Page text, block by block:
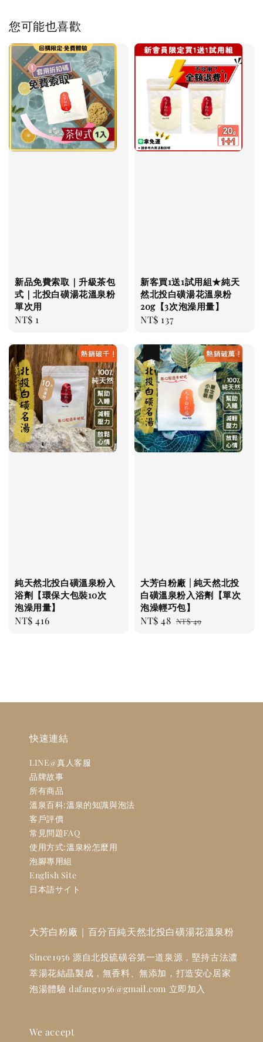
您可能也喜歡
新品免費索取｜升級茶包
式｜北投白磺湯花溫泉粉
單次用
Regular
NT$ 1
新客買1送1試用組★純天
然北投白磺湯花溫泉粉
20g【3次泡澡用量】
Regular
NT$ 137
純天然北投白磺溫泉粉入
浴劑【環保大包裝10次
泡澡用量】
Regular
NT$ 416
大芳白粉廠 | 純天然北投
白磺溫泉粉入浴劑【單次
泡澡輕巧包】
Sale
NT$ 48 Regular
NT$ 49
快速連結
LINE@真人客服
品牌故事
所有商品
溫泉百科:溫泉的知識與泡法
客戶評價
常見問題FAQ
使用方式:溫泉粉怎麼用
泡腳專用組
English Site
日本語サイト
大芳白粉廠｜百分百純天然北投白磺湯花溫泉粉
Since1956 源自北投硫磺谷第一道泉源，堅持古法濃
萃湯花結晶製成，無香料、無添加，打造安心居家
泡湯體驗 dafang1956@gmail.com 立即加入
We accept